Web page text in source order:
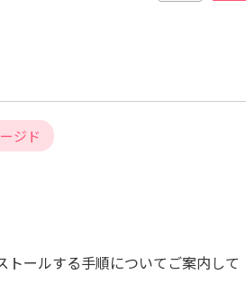
ジド
ールする手順についてご案内して